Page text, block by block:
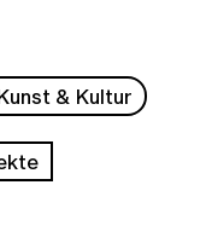
& Kultur